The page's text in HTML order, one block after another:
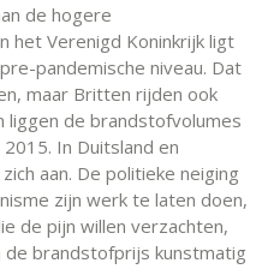
de hogere
Verenigd Koninkrijk ligt
pandemische niveau. Dat
maar Britten rijden ook
liggen de brandstofvolumes
In Duitsland en
aan. De politieke neiging
zijn werk te laten doen,
de pijn willen verzachten,
brandstofprijs kunstmatig